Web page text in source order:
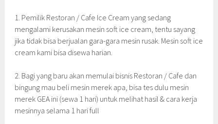
1. Pemilik Restoran / Cafe Ice Cream yang sedang
mengalami kerusakan mesin soft ice cream, tentu sayang
jika tidak bisa berjualan gara-gara mesin rusak. Mesin soft ice
cream kami bisa disewa harian.
2. Bagi yang baru akan memulai bisnis Restoran / Cafe dan
bingung mau beli mesin merek apa, bisa tes dulu mesin
merek GEA ini (sewa 1 hari) untuk melihat hasil & cara kerja
mesinnya selama 1 hari full